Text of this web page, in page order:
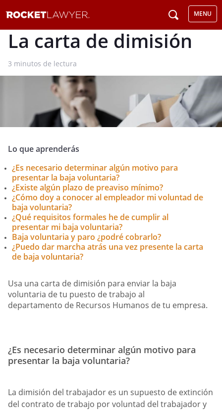
MENU
La carta de dimisión
3 minutos de lectura
Lo que aprenderás
¿Es necesario determinar algún motivo para
presentar la baja voluntaria?
¿Existe algún plazo de preaviso mínimo?
¿Cómo doy a conocer al empleador mi voluntad de
baja voluntaria?
¿Qué requisitos formales he de cumplir al
presentar mi baja voluntaria?
Baja voluntaria y paro ¿podré cobrarlo?
¿Puedo dar marcha atrás una vez presente la carta
de baja voluntaria?
Usa una carta de dimisión para enviar la baja
voluntaria de tu puesto de trabajo al
departamento de Recursos Humanos de tu empresa.
¿Es necesario determinar algún motivo para
presentar la baja voluntaria?
La dimisión del trabajador es un supuesto de extinción
del contrato de trabajo por voluntad del trabajador y